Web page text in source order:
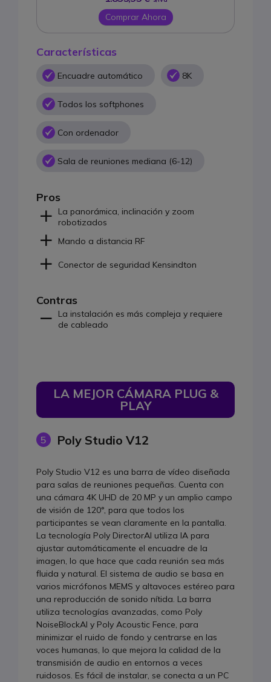
Características
Encuadre automático 8K
Todos los softphones
Con ordenador
Sala de reuniones mediana (6-12)
Pros
La panorámica, inclinación y zoom
robotizados
Mando a distancia RF
Conector de seguridad Kensindton
Contras
La instalación es más compleja y requiere
de cableado
Comprar Ahora
LA MEJOR CÁMARA PLUG &
PLAY
5 Poly Studio V12
Poly Studio V12 es una barra de vídeo diseñada
para salas de reuniones pequeñas. Cuenta con
una cámara 4K UHD de 20 MP y un amplio campo
de visión de 120°, para que todos los
participantes se vean claramente en la pantalla.
La tecnología Poly DirectorAI utiliza IA para
ajustar automáticamente el encuadre de la
imagen, lo que hace que cada reunión sea más
fluida y natural. El sistema de audio se basa en
varios micrófonos MEMS y altavoces estéreo para
una reproducción de sonido nítida. La barra
utiliza tecnologías avanzadas, como Poly
NoiseBlockAI y Poly Acoustic Fence, para
minimizar el ruido de fondo y centrarse en las
voces humanas, lo que mejora la calidad de la
transmisión de audio en entornos a veces
ruidosos. Es fácil de instalar, se conecta a un PC